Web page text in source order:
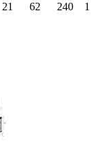
21 62 240 1